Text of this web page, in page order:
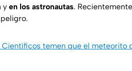
y en los astronautas.
Científicos temen que el meteorito